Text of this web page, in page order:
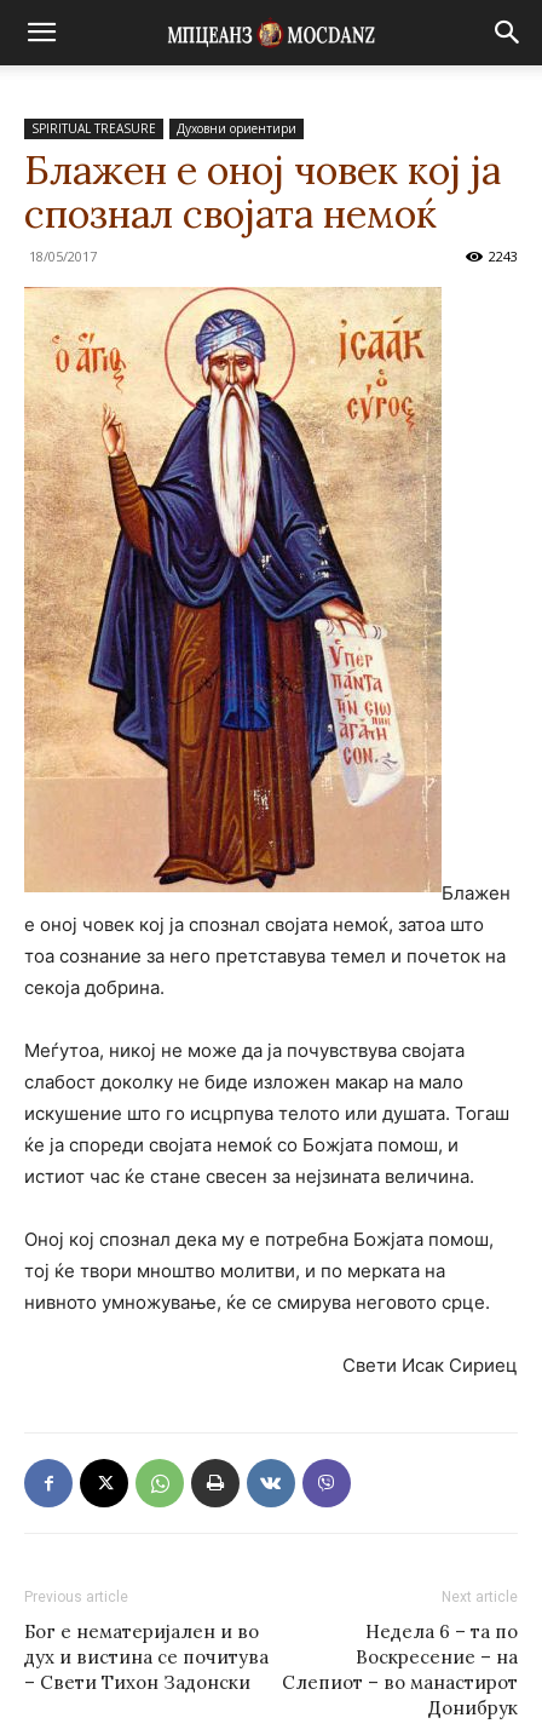
SPIRITUAL TREASURE Духовни ориентири
Блажен е оној човек кој ја
спознал својата немоќ
18/05/2017 2243
Блажен
е оној човек кој ја спознал својата немоќ, затоа што
тоа сознание за него претставува темел и почеток на
секоја добрина.
Меѓутоа, никој не може да ја почувствува својата
слабост доколку не биде изложен макар на мало
искушение што гo исцрпува телото или душата. Тогаш
ќе ја спореди својата немоќ со Божјата помош, и
истиот час ќе стане свесен за нејзината величина.
Оној кој спознал дека му е потребна Божјата помош,
тој ќе твори мноштво молитви, и по мерката на
нивното умножување, ќе се смирува неговото срце.
Свети Исак Сириец
Previous article
Бог е нематеријален и во
дух и вистина се почитува
– Свети Тихон Задонски
Next article
Недела 6 – та по
Воскресение – на
Слепиот – во манастирот
Донибрук